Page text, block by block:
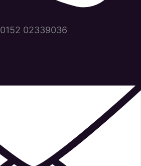
0152 02339036